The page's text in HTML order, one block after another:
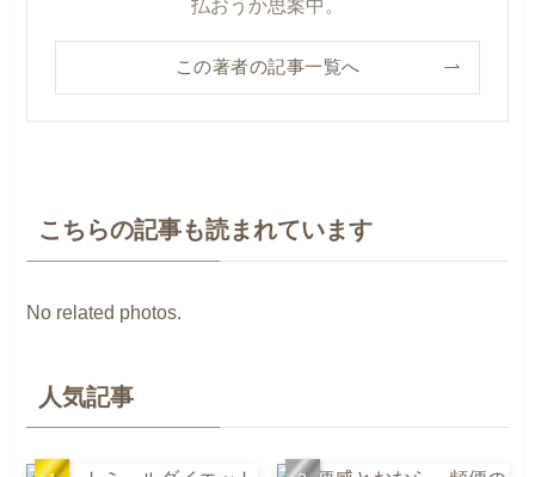
払おうか思案中。
この著者の記事一覧へ
こちらの記事も読まれています
No related photos.
人気記事